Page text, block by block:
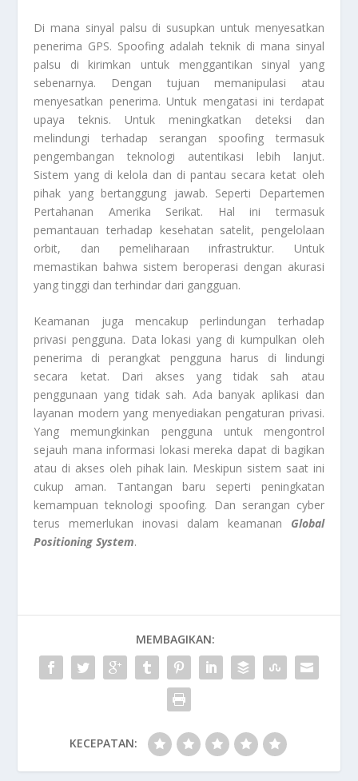
Di mana sinyal palsu di susupkan untuk menyesatkan
penerima GPS. Spoofing adalah teknik di mana sinyal
palsu di kirimkan untuk menggantikan sinyal yang
sebenarnya. Dengan tujuan memanipulasi atau
menyesatkan penerima. Untuk mengatasi ini terdapat
upaya teknis. Untuk meningkatkan deteksi dan
melindungi terhadap serangan spoofing termasuk
pengembangan teknologi autentikasi lebih lanjut.
Sistem yang di kelola dan di pantau secara ketat oleh
pihak yang bertanggung jawab. Seperti Departemen
Pertahanan Amerika Serikat. Hal ini termasuk
pemantauan terhadap kesehatan satelit, pengelolaan
orbit, dan pemeliharaan infrastruktur. Untuk
memastikan bahwa sistem beroperasi dengan akurasi
yang tinggi dan terhindar dari gangguan.
Keamanan juga mencakup perlindungan terhadap
privasi pengguna. Data lokasi yang di kumpulkan oleh
penerima di perangkat pengguna harus di lindungi
secara ketat. Dari akses yang tidak sah atau
penggunaan yang tidak sah. Ada banyak aplikasi dan
layanan modern yang menyediakan pengaturan privasi.
Yang memungkinkan pengguna untuk mengontrol
sejauh mana informasi lokasi mereka dapat di bagikan
atau di akses oleh pihak lain. Meskipun sistem saat ini
cukup aman. Tantangan baru seperti peningkatan
kemampuan teknologi spoofing. Dan serangan cyber
terus memerlukan inovasi dalam keamanan Global
Positioning System.
MEMBAGIKAN:
KECEPATAN: